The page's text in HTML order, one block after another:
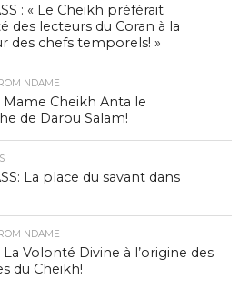
: « Le Cheikh préférait
des lecteurs du Coran à la
des chefs temporels! »
NDAME
Mame Cheikh Anta le
de Darou Salam!
La place du savant dans
NDAME
La Volonté Divine à l’origine des
du Cheikh!